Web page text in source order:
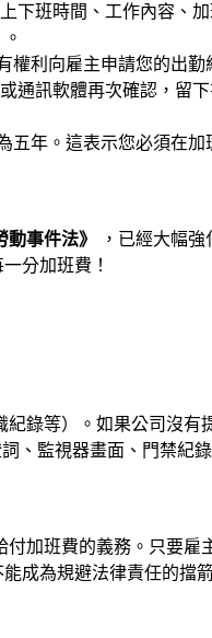
下班時間、工作內容、
權利向雇主申請您的出
通訊軟體再次確認，留
五年。這表示您必須在
動事件法》
，已經大幅
分加班費！
錄等）。如果公司沒
、監視器畫面、門禁紀
加班費的義務。只要
成為規避法律責任的擋